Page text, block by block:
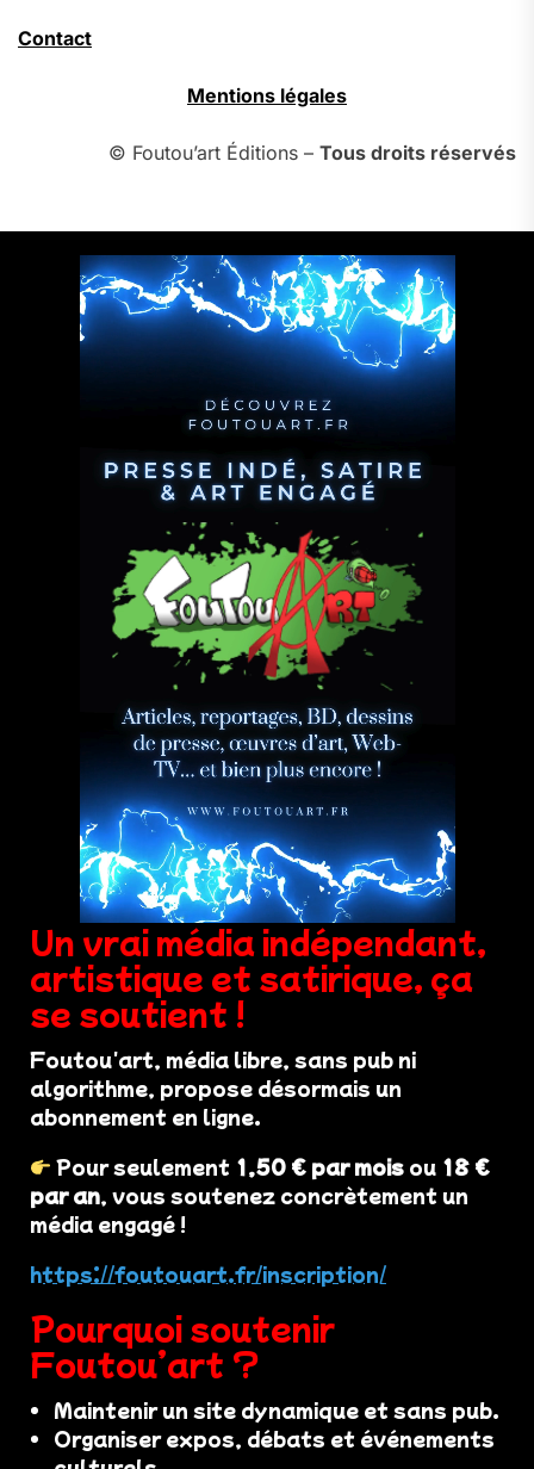
Contact
Mentions légales
© Foutou’art Éditions – Tous droits réservés
Un vrai média indépendant,
artistique et satirique, ça
se soutient !
Foutou'art, média libre, sans pub ni
algorithme, propose désormais un
abonnement en ligne.
Pour seulement 1,50 € par mois ou 18 €
par an, vous soutenez concrètement un
média engagé !
https://foutouart.fr/inscription/
Pourquoi soutenir
Foutou’art ?
Maintenir un site dynamique et sans pub.
Organiser expos, débats et événements